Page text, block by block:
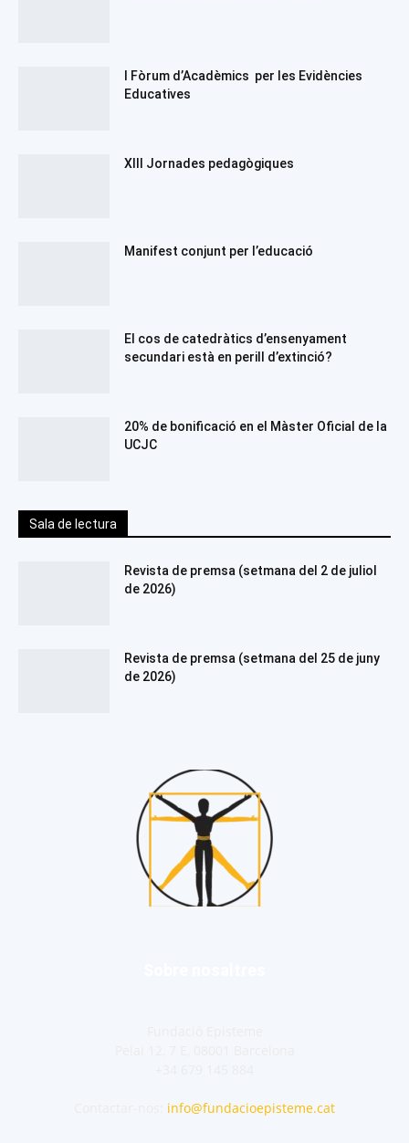
I Fòrum d’Acadèmics per les Evidències
Educatives
XIII Jornades pedagògiques
Manifest conjunt per l’educació
El cos de catedràtics d’ensenyament
secundari està en perill d’extinció?
20% de bonificació en el Màster Oficial de la
UCJC
Sala de lectura
Revista de premsa (setmana del 2 de juliol
de 2026)
Revista de premsa (setmana del 25 de juny
de 2026)
info@fundacioepisteme.cat